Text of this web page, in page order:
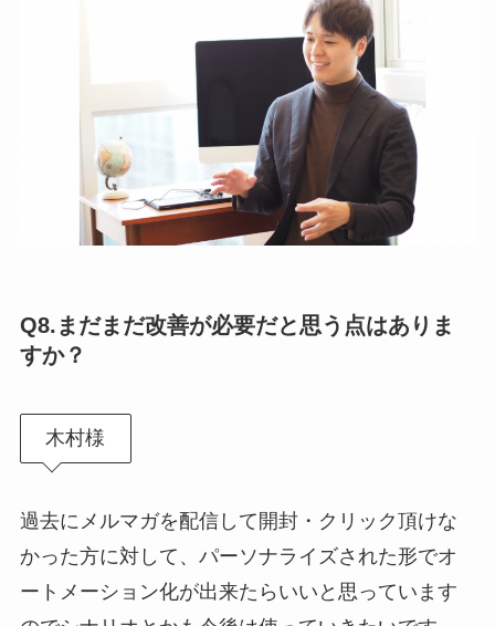
Q8. まだまだ改善が必要だと思う点はありま
すか？
木村様
過去にメルマガを配信して開封・クリック頂けな
かった方に対して、パーソナライズされた形でオ
ートメーション化が出来たらいいと思っています